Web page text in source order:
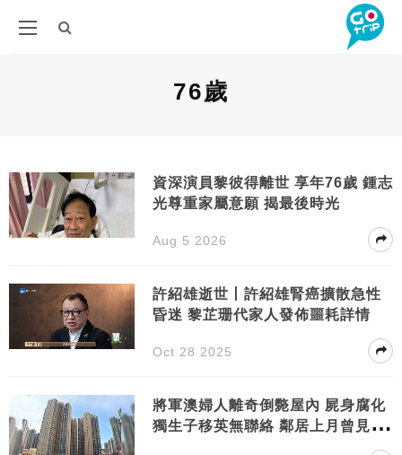
76歲
資深演員黎彼得離世 享年76歲 鍾志
光尊重家屬意願 揭最後時光
Aug 5 2026
許紹雄逝世丨許紹雄腎癌擴散急性
昏迷 黎芷珊代家人發佈噩耗詳情
Oct 28 2025
將軍澳婦人離奇倒斃屋內 屍身腐化
獨生子移英無聯絡 鄰居上月曾見過